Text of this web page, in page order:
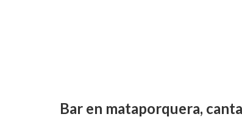
bar en mataporquera,